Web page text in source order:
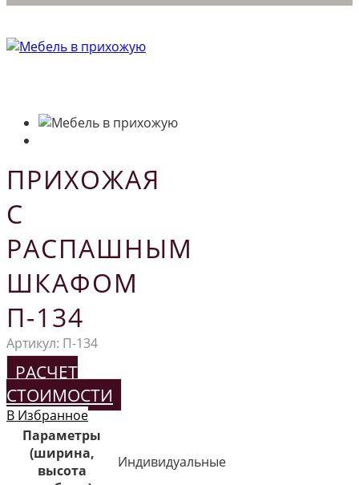
ПРИХОЖАЯ
С
РАСПАШНЫМ
ШКАФОМ
П-134
Артикул: П-134
РАСЧЕТ
СТОИМОСТИ
В Избранное
Параметры
(ширина,
высота
Индивидуальные